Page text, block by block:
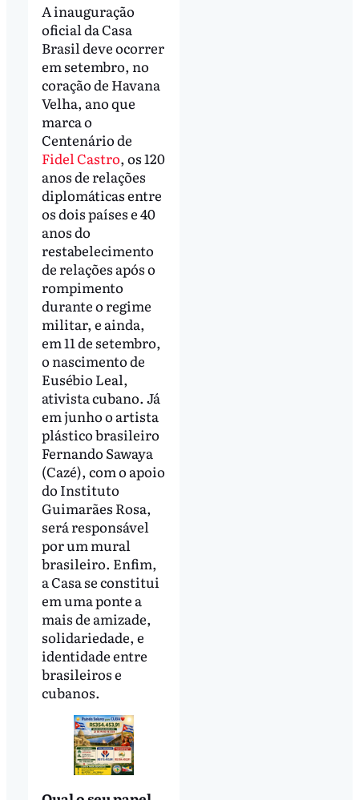
A inauguração
oficial da Casa
Brasil deve ocorrer
em setembro, no
coração de Havana
Velha, ano que
marca o
Centenário de
Fidel Castro, os 120
anos de relações
diplomáticas entre
os dois países e 40
anos do
restabelecimento
de relações após o
rompimento
durante o regime
militar, e ainda,
em 11 de setembro,
o nascimento de
Eusébio Leal,
ativista cubano. Já
em junho o artista
plástico brasileiro
Fernando Sawaya
(Cazé), com o apoio
do Instituto
Guimarães Rosa,
será responsável
por um mural
brasileiro. Enfim,
a Casa se constitui
em uma ponte a
mais de amizade,
solidariedade, e
identidade entre
brasileiros e
cubanos.